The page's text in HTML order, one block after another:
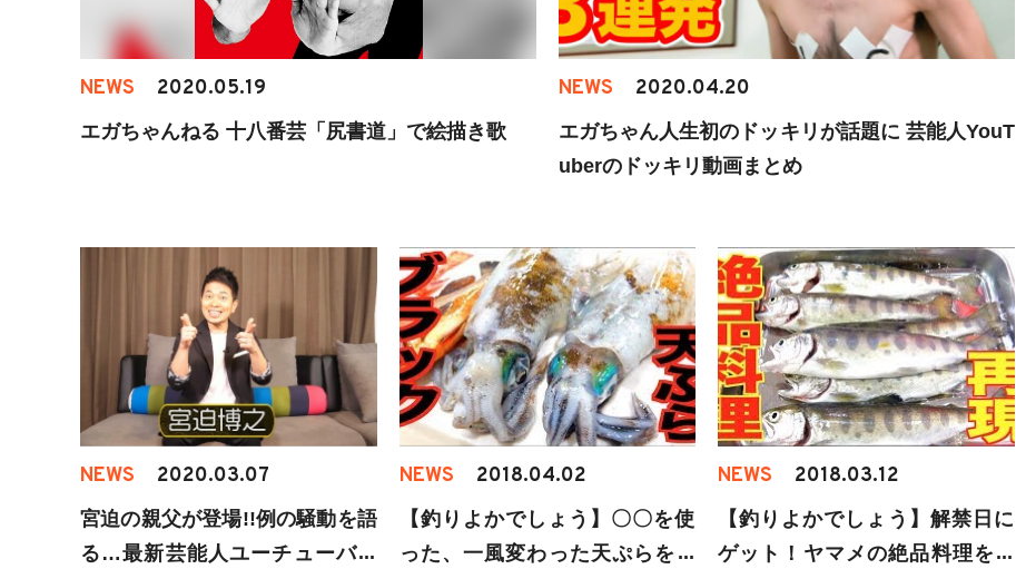
NEWS 2020.05.19
エガちゃんねる 十八番芸「尻書道」で絵描き歌
NEWS 2020.04.20
エガちゃん人生初のドッキリが話題に 芸能人YouT
uberのドッキリ動画まとめ
NEWS 2020.03.07
宮迫の親父が登場!!例の騒動を語
る…最新芸能人ユーチューバー
NEWS 2018.04.02
【釣りよかでしょう】〇〇を使
った、一風変わった天ぷらを作
NEWS 2018.03.12
【釣りよかでしょう】解禁日に
ゲット！ヤマメの絶品料理を作